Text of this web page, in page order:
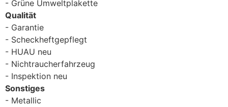
Grüne Umweltplakette
Qualität
Garantie
Scheckheftgepflegt
HUAU neu
Nichtraucherfahrzeug
Inspektion neu
Sonstiges
Metallic